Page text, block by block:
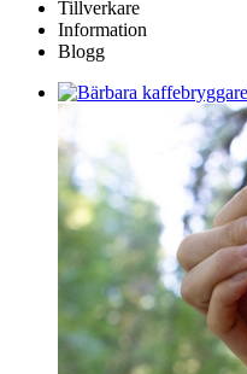
Tillverkare
Information
Blogg